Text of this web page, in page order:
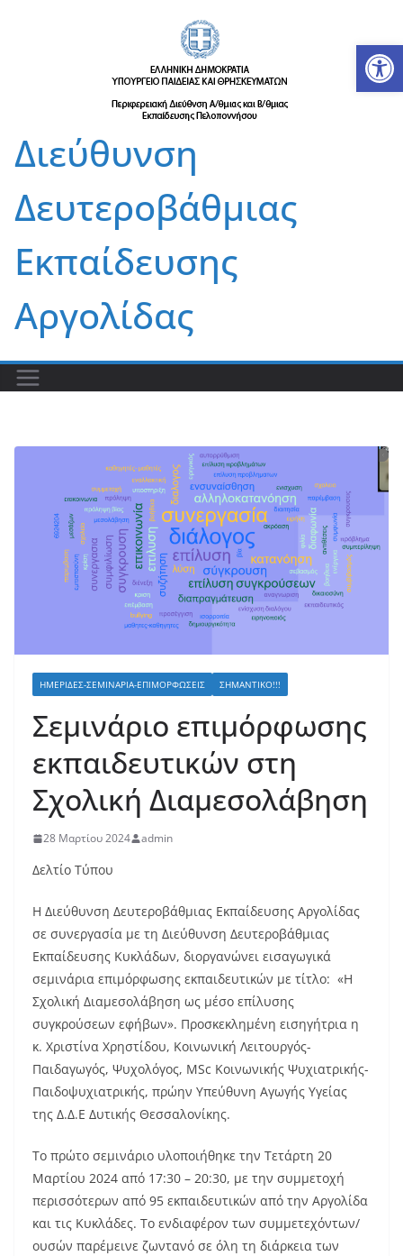
Διεύθυνση
Δευτεροβάθμιας
Εκπαίδευσης
Αργολίδας
ΗΜΕΡΊΔΕΣ-ΣΕΜΙΝΆΡΙΑ-ΕΠΙΜΟΡΦΏΣΕΙΣ ΣΗΜΑΝΤΙΚΌ!!!
Σεμινάριο επιμόρφωσης
εκπαιδευτικών στη
Σχολική Διαμεσολάβηση
28 Μαρτίου 2024 admin
Δελτίο Τύπου
Η Διεύθυνση Δευτεροβάθμιας Εκπαίδευσης Αργολίδας
σε συνεργασία με τη Διεύθυνση Δευτεροβάθμιας
Εκπαίδευσης Κυκλάδων, διοργανώνει εισαγωγικά
σεμινάρια επιμόρφωσης εκπαιδευτικών με τίτλο: «Η
Σχολική Διαμεσολάβηση ως μέσο επίλυσης
συγκρούσεων εφήβων». Προσκεκλημένη εισηγήτρια η
κ. Χριστίνα Χρηστίδου, Κοινωνική Λειτουργός-
Παιδαγωγός, Ψυχολόγος, MSc Κοινωνικής Ψυχιατρικής-
Παιδοψυχιατρικής, πρώην Υπεύθυνη Αγωγής Υγείας
της Δ.Δ.Ε Δυτικής Θεσσαλονίκης.
Το πρώτο σεμινάριο υλοποιήθηκε την Τετάρτη 20
Μαρτίου 2024 από 17:30 – 20:30, με την συμμετοχή
περισσότερων από 95 εκπαιδευτικών από την Αργολίδα
και τις Κυκλάδες. Το ενδιαφέρον των συμμετεχόντων/
ουσών παρέμεινε ζωντανό σε όλη τη διάρκεια των